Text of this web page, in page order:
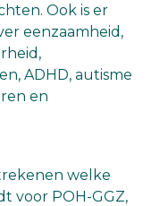
Ook is er
eenzaamheid,
ADHD, autisme
en
welke
voor POH-GGZ,